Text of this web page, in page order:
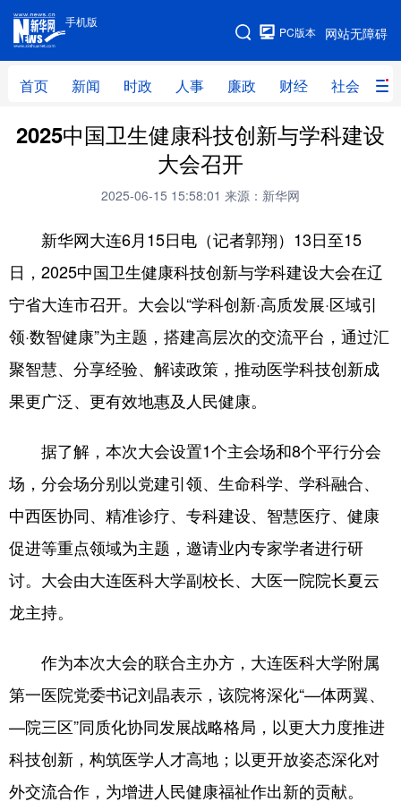
手机版
网站无障碍
PC版本
首页 新闻 时政 人事 廉政 财经 社会 科
手机版
网站地图
首页 新闻 时政 人事
财经 社会
体育 视频 直播 无人机
地方频道
辽宁 吉林 上海
广东 广西 海南 重庆
四川 贵州 云南 西藏
陕西 甘肃 青海 宁夏
新疆
多语种频道
English Español Français عربى
Русский язык 日本語 한국어
2025中国卫生健康科技创新与学科建设
大会召开
2025-06-15 15:58:01 来源：新华网
新华网大连6月15日电（记者郭翔）13日至15
日，2025中国卫生健康科技创新与学科建设大会在辽
宁省大连市召开。大会以“学科创新·高质发展·区域引
领·数智健康”为主题，搭建高层次的交流平台，通过汇
聚智慧、分享经验、解读政策，推动医学科技创新成
果更广泛、更有效地惠及人民健康。
据了解，本次大会设置1个主会场和8个平行分会
场，分会场分别以党建引领、生命科学、学科融合、
中西医协同、精准诊疗、专科建设、智慧医疗、健康
促进等重点领域为主题，邀请业内专家学者进行研
讨。大会由大连医科大学副校长、大医一院院长夏云
龙主持。
作为本次大会的联合主办方，大连医科大学附属
第一医院党委书记刘晶表示，该院将深化“—体两翼、
—院三区”同质化协同发展战略格局，以更大力度推进
科技创新，构筑医学人才高地；以更开放姿态深化对
外交流合作，为增进人民健康福祉作出新的贡献。